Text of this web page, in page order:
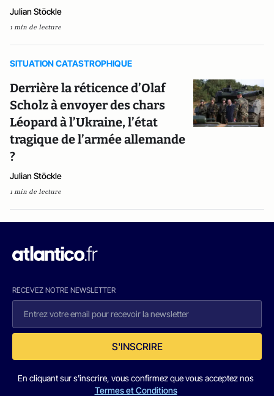
Julian Stöckle
1 min de lecture
SITUATION CATASTROPHIQUE
Derrière la réticence d’Olaf
Scholz à envoyer des chars
Léopard à l’Ukraine, l’état
tragique de l’armée allemande
?
Julian Stöckle
1 min de lecture
RECEVEZ NOTRE NEWSLETTER
S'INSCRIRE
En cliquant sur s'inscrire, vous confirmez que vous acceptez nos
Termes et Conditions